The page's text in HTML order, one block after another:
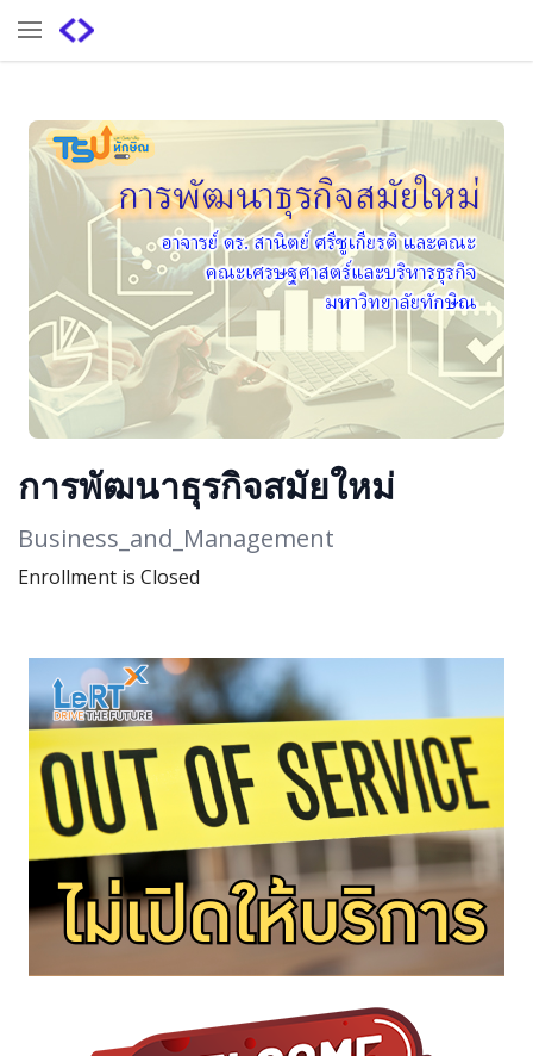
การพัฒนาธุรกิจสมัยใหม่
Business_and_Management
Enrollment is Closed